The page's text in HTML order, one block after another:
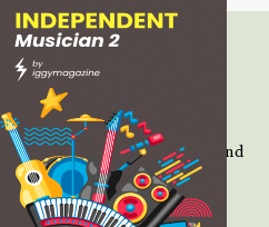
climbing the next steps of
insight, updated
to continue building
in an increasingly complex and